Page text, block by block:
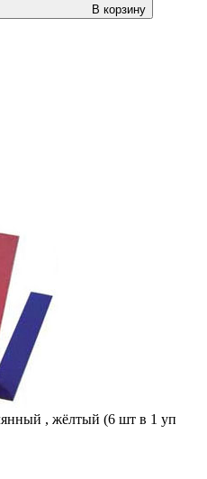
В корзину
, жёлтый (6 шт в 1 уп